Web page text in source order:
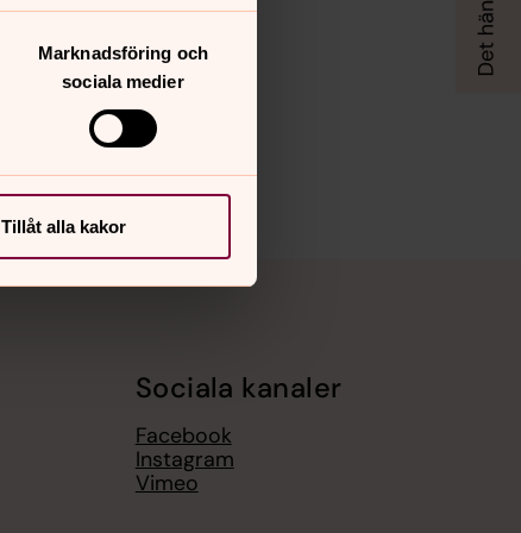
Marknadsföring och
sociala medier
Tillåt alla kakor
Sociala kanaler
Facebook
Instagram
Vimeo